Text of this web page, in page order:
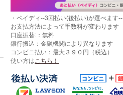
・ペイディ--3回払い(後払い)が選べます--
お支払方法によって手数料が変わります
口座振替:：無料
銀行振込：金融機関により異なります
コンビニ払い：最大３９０円（税込）
使い方は こちら！